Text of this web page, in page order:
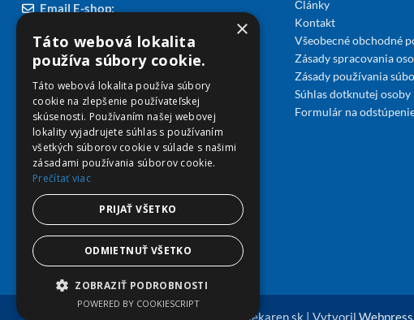
Email E-shop:
podpora@viplekaren.sk
Telefón E-shop:
0911 678 900(Po - Pia 7:30 - 15:30)
Telefón kamenná Lekáreň VIP Košice:
055 307 78 30
(Po - Ne 8:00 - 18:00)
Adresa Lekáreň VIP:
Severné nábrežie 45, 040 01 Košice
Články
Kontakt
Všeobecné obchodné
Zásady spracovania
Zásady používania
Súhlas dotknutej osoby
Formulár na
© Copyright 2026 viplekaren.sk | Vytvoril Webpress
×
Táto webová lokalita
používa súbory cookie.
Táto webová lokalita používa súbory
cookie na zlepšenie používateľskej
skúsenosti. Používaním našej webovej
lokality vyjadrujete súhlas s používaním
všetkých súborov cookie v súlade s našimi
zásadami používania súborov cookie.
Prečítať viac
PRIJAŤ VŠETKO
ODMIETNUŤ VŠETKO
ZOBRAZIŤ PODROBNOSTI
POWERED BY COOKIESCRIPT